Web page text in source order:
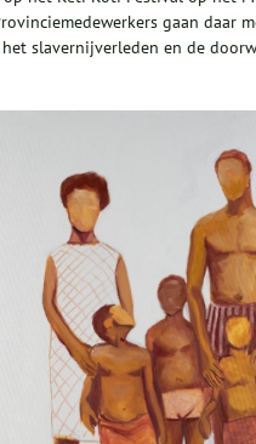
gaan daar
slavernijverleden en de